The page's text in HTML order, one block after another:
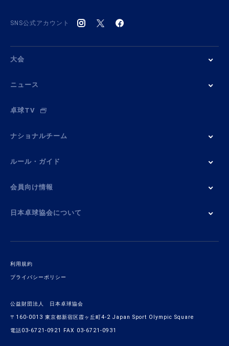
SNS公式アカウント
大会
ニュース
卓球TV
ナショナルチーム
ルール・ガイド
会員向け情報
日本卓球協会について
利用規約
プライバシーポリシー
公益財団法人 日本卓球協会
〒160-0013 東京都新宿区霞ヶ丘町4-2 Japan Sport Olympic Square
電話03-6721-0921 FAX 03-6721-0931